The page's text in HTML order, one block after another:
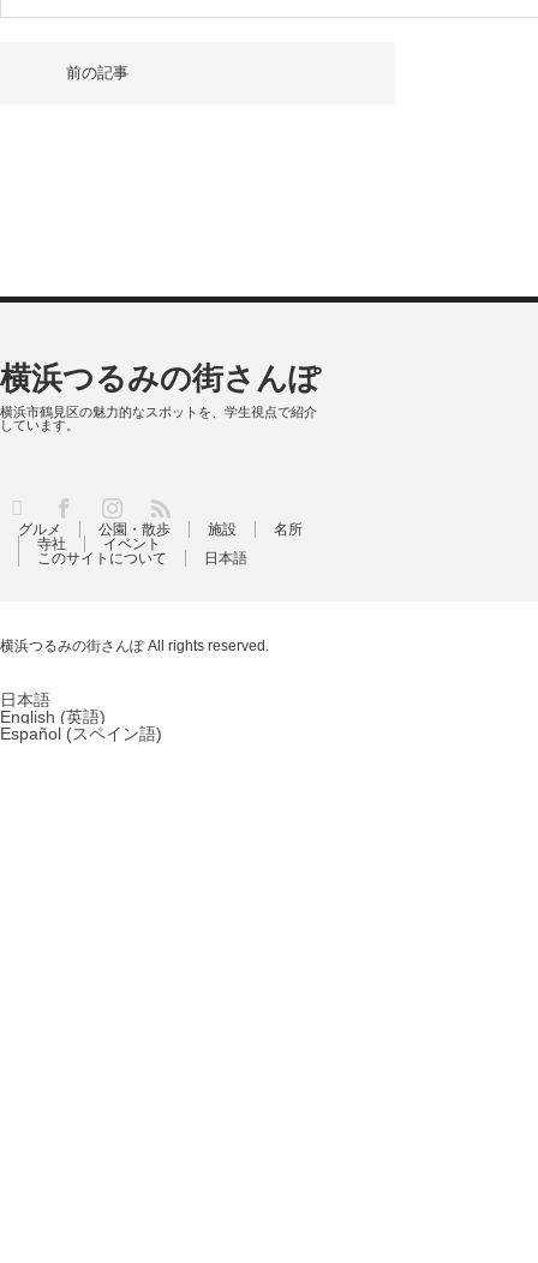
前の記事
横浜つるみの街さんぽ
横浜市鶴見区の魅力的なスポットを、学生視点で紹介
しています。
FacebookInstagram
グルメ 公園・散歩 施設
名所
寺社
イベント
このサイトについて
日本語
横浜つるみの街さんぽAll rights reserved.
日本語
English (英語)
Español (スペイン語)